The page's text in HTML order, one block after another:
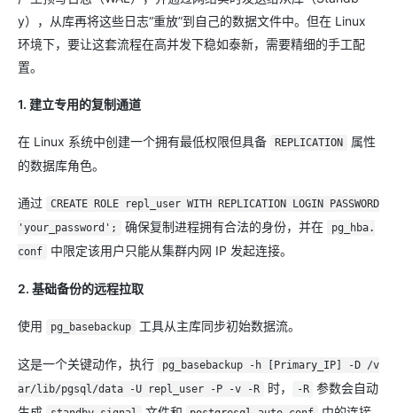
y），从库再将这些日志“重放”到自己的数据文件中。但在 Linux
环境下，要让这套流程在高并发下稳如泰新，需要精细的手工配
置。
1. 建立专用的复制通道
在 Linux 系统中创建一个拥有最低权限但具备 REPLICATION
属性
的数据库角色。
通过
CREATE ROLE repl_user WITH REPLICATION LOGIN PASSWORD
'your_password';
确保复制进程拥有合法的身份，并在
pg_hba.
conf
中限定该用户只能从集群内网 IP 发起连接。
2. 基础备份的远程拉取
使用 pg_basebackup 工具从主库同步初始数据流。
这是一个关键动作，执行
pg_basebackup -h [Primary_IP] -D /v
ar/lib/pgsql/data -U repl_user -P -v -R
时， -R
参数会自动